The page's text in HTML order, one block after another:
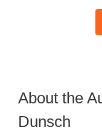
About the
Dunsch